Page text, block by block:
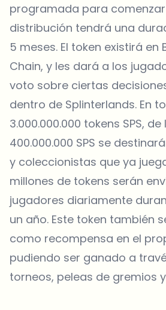
programada para
distribución tendrá una
5 meses. El token existirá en
Chain, y les dará a los
voto sobre ciertas
dentro de Splinterlands. En
3.000.000.000 tokens SPS,
400.000.000 SPS se
y coleccionistas que ya
millones de tokens serán
jugadores diariamente
un año. Este token también
como recompensa en el
pudiendo ser ganado a
torneos, peleas de gremios